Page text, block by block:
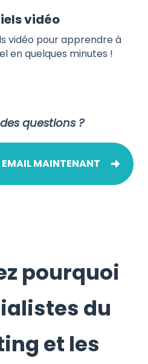
vidéo
vidéo pour apprendre à
en quelques minutes !
questions ?
MAINTENANT
pourquoi
du
et les